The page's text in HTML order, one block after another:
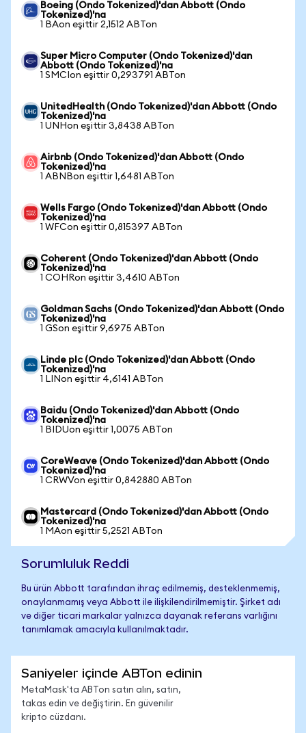
Boeing (Ondo Tokenized)'dan Abbott (Ondo
Tokenized)'na
1 BAon eşittir 2,1512 ABTon
Super Micro Computer (Ondo Tokenized)'dan
Abbott (Ondo Tokenized)'na
1 SMCIon eşittir 0,293791 ABTon
UnitedHealth (Ondo Tokenized)'dan Abbott (Ondo
Tokenized)'na
1 UNHon eşittir 3,8438 ABTon
Airbnb (Ondo Tokenized)'dan Abbott (Ondo
Tokenized)'na
1 ABNBon eşittir 1,6481 ABTon
Wells Fargo (Ondo Tokenized)'dan Abbott (Ondo
Tokenized)'na
1 WFCon eşittir 0,815397 ABTon
Coherent (Ondo Tokenized)'dan Abbott (Ondo
Tokenized)'na
1 COHRon eşittir 3,4610 ABTon
Goldman Sachs (Ondo Tokenized)'dan Abbott (Ondo
Tokenized)'na
1 GSon eşittir 9,6975 ABTon
Linde plc (Ondo Tokenized)'dan Abbott (Ondo
Tokenized)'na
1 LINon eşittir 4,6141 ABTon
Baidu (Ondo Tokenized)'dan Abbott (Ondo
Tokenized)'na
1 BIDUon eşittir 1,0075 ABTon
CoreWeave (Ondo Tokenized)'dan Abbott (Ondo
Tokenized)'na
1 CRWVon eşittir 0,842880 ABTon
Mastercard (Ondo Tokenized)'dan Abbott (Ondo
Tokenized)'na
1 MAon eşittir 5,2521 ABTon
Sorumluluk Reddi
Bu ürün Abbott tarafından ihraç edilmemiş, desteklenmemiş,
onaylanmamış veya Abbott ile ilişkilendirilmemiştir. Şirket adı
ve diğer ticari markalar yalnızca dayanak referans varlığını
tanımlamak amacıyla kullanılmaktadır.
Saniyeler içinde ABTon edinin
MetaMask'ta ABTon satın alın, satın,
takas edin ve değiştirin. En güvenilir
kripto cüzdanı.